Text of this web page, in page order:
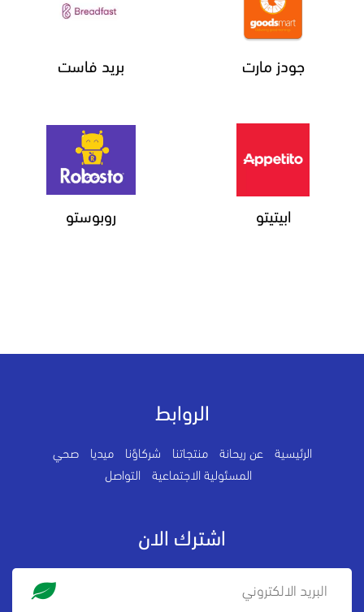
جودز مارت بريد فاست
ابيتيتو روبوستو
الروابط
الرئيسية عن ريحانة منتجاتنا شركاؤنا ميديا
صحي
المسئولية الاجتماعية
التواصل
اشترك الان